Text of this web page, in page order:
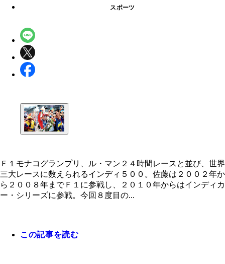
スポーツ
Ｆ１モナコグランプリ、ル・マン２４時間レース
び、世界三大レースに数えられるインディ５００
は２００２年から２００８年までＦ１に参戦し、
Ｆ１モナコグランプリ、ル・マン２４時間レースと並び、世界
三大レースに数えられるインディ５００。佐藤は２００２年か
ら２００８年までＦ１に参戦し、２０１０年からはインディカ
ー・シリーズに参戦。今回８度目の...
この記事を読む